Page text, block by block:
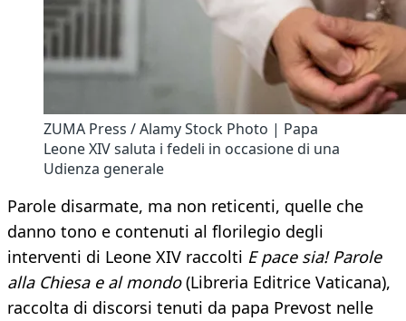
ZUMA Press / Alamy Stock Photo | Papa
Leone XIV saluta i fedeli in occasione di una
Udienza generale
Parole disarmate, ma non reticenti, quelle che
danno tono e contenuti al florilegio degli
interventi di Leone XIV raccolti E pace sia! Parole
alla Chiesa e al mondo(Libreria Editrice Vaticana),
raccolta di discorsi tenuti da papa Prevost nelle